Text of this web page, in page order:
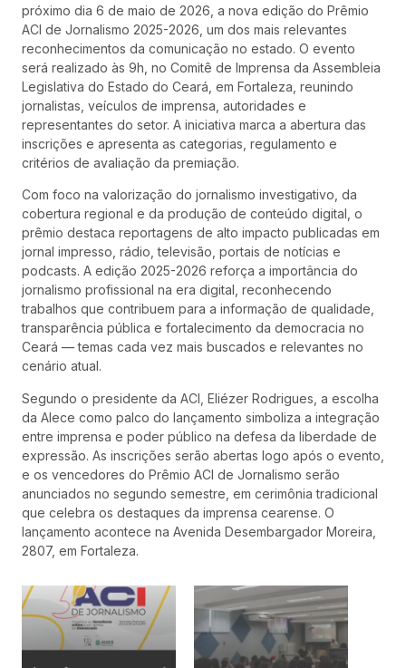
próximo dia 6 de maio de 2026, a nova edição do Prêmio
ACI de Jornalismo 2025-2026, um dos mais relevantes
reconhecimentos da comunicação no estado. O evento
será realizado às 9h, no Comitê de Imprensa da Assembleia
Legislativa do Estado do Ceará, em Fortaleza, reunindo
jornalistas, veículos de imprensa, autoridades e
representantes do setor. A iniciativa marca a abertura das
inscrições e apresenta as categorias, regulamento e
critérios de avaliação da premiação.
Com foco na valorização do jornalismo investigativo, da
cobertura regional e da produção de conteúdo digital, o
prêmio destaca reportagens de alto impacto publicadas em
jornal impresso, rádio, televisão, portais de notícias e
podcasts. A edição 2025-2026 reforça a importância do
jornalismo profissional na era digital, reconhecendo
trabalhos que contribuem para a informação de qualidade,
transparência pública e fortalecimento da democracia no
Ceará — temas cada vez mais buscados e relevantes no
cenário atual.
Segundo o presidente da ACI, Eliézer Rodrigues, a escolha
da Alece como palco do lançamento simboliza a integração
entre imprensa e poder público na defesa da liberdade de
expressão. As inscrições serão abertas logo após o evento,
e os vencedores do Prêmio ACI de Jornalismo serão
anunciados no segundo semestre, em cerimônia tradicional
que celebra os destaques da imprensa cearense. O
lançamento acontece na Avenida Desembargador Moreira,
2807, em Fortaleza.